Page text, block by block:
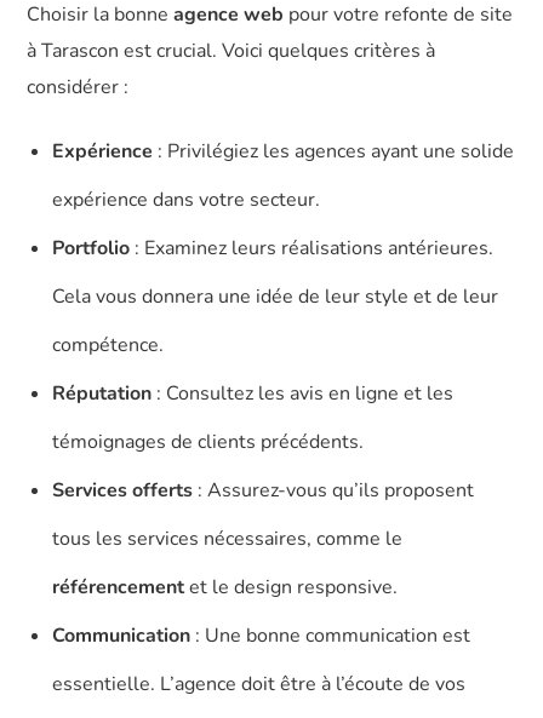
Choisir la bonneagence web pour votre refonte de site
à Tarascon est crucial. Voici quelques critères à
considérer :
Expérience : Privilégiez les agences ayant une solide
expérience dans votre secteur.
Portfolio : Examinez leurs réalisations antérieures.
Cela vous donnera une idée de leur style et de leur
compétence.
Réputation : Consultez les avis en ligne et les
témoignages de clients précédents.
Services offerts : Assurez-vous qu’ils proposent
tous les services nécessaires, comme le
référencementet le design responsive.
Communication : Une bonne communication est
essentielle. L’agence doit être à l’écoute de vos